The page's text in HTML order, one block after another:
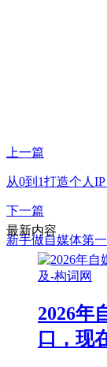
上一篇
从0到1打造个人
下一篇
新手做自媒体第
最新内容
2026年
口，现